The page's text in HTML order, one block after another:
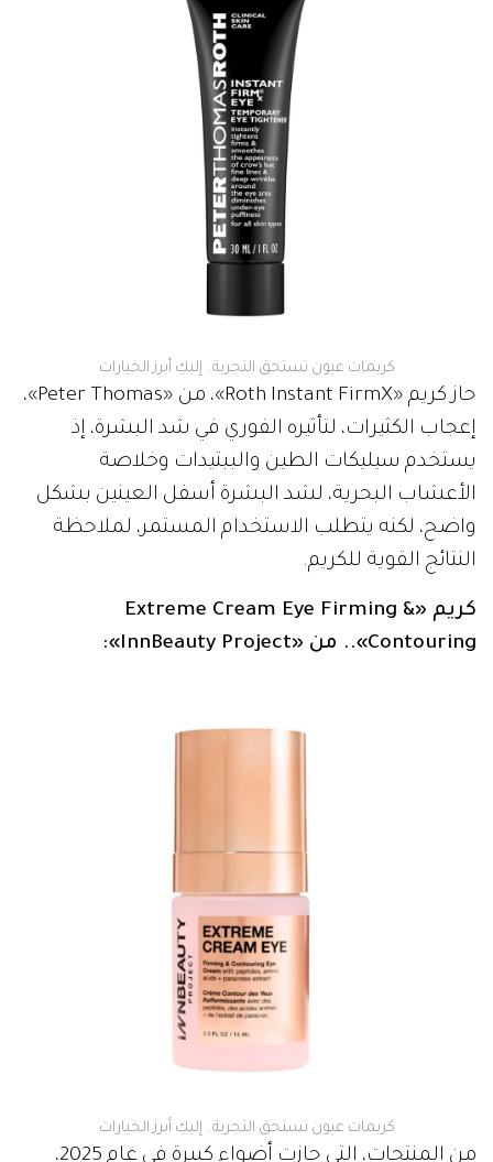
كريمات عيون تستحق التجربة.. إليكِ أبرز الخيارات
حاز كريم «Roth Instant FirmX»، من «Peter Thomas»،
إعجاب الكثيرات، لتأثيره الفوري في شد البشرة، إذ
يستخدم سيليكات الطين والببتيدات وخلاصة
الأعشاب البحرية، لشد البشرة أسفل العينين بشكل
واضح، لكنه يتطلب الاستخدام المستمر، لملاحظة
النتائج القوية للكريم.
كريم «Extreme Cream Eye Firming &
Contouring».. من «InnBeauty Project»:
كريمات عيون تستحق التجربة.. إليكِ أبرز الخيارات
من المنتجات، التي حازت أضواء كبيرة في عام 2025،